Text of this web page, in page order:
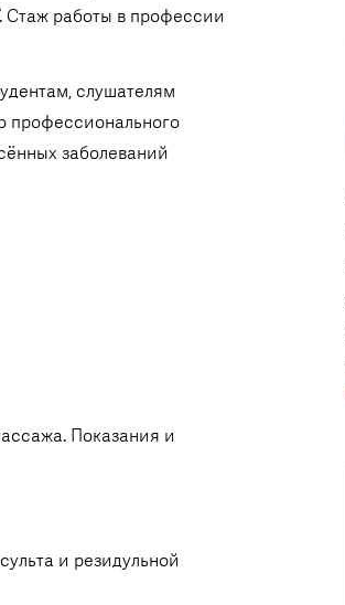
Стаж работы в профессии
слушателям
профессионального
заболеваний
Показания и
и резидульной